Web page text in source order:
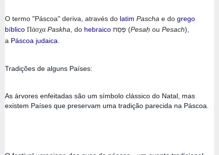
O termo "Páscoa" deriva, através do latim Pascha e do grego
bíblico Πάσχα Paskha , do hebraico פֶּסַח (Pesaḥ ou Pesach),
a Páscoa judaica
Tradições de alguns Países:
As árvores enfeitadas são um símbolo clássico do Natal, mas
existem Países que preservam uma tradição parecida na Páscoa.